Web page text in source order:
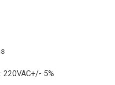
220VAC+/- 5%